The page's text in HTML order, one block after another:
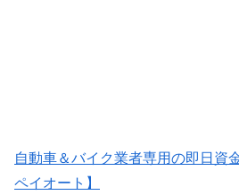
自動車＆バイク業者専用の即日資
ペイオート】